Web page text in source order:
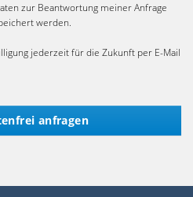
zur Beantwortung meiner Anfrage
werden.
jederzeit für die Zukunft per E-Mail
anfragen